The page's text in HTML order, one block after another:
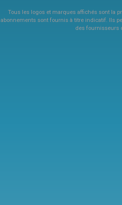
Tous les logos et marques affichés sont la
abonnements sont fournis à titre indicatif. Ils
des fournisseurs